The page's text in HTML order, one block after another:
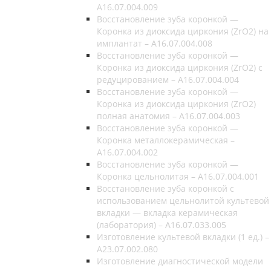
A16.07.004.009
Восстановление зуба коронкой —
Коронка из диоксида циркония (ZrO2) на
имплантат – A16.07.004.008
Восстановление зуба коронкой —
Коронка из диоксида циркония (ZrO2) c
редуцированием – A16.07.004.004
Восстановление зуба коронкой —
Коронка из диоксида циркония (ZrO2)
полная анатомия – A16.07.004.003
Восстановление зуба коронкой —
Коронка металлокерамическая –
A16.07.004.002
Восстановление зуба коронкой —
Коронка цельнолитая – A16.07.004.001
Восстановление зуба коронкой с
использованием цельнолитой культевой
вкладки — вкладка керамическая
(лаборатория) – A16.07.033.005
Изготовление культевой вкладки (1 ед.) –
A23.07.002.080
Изготовление диагностической модели